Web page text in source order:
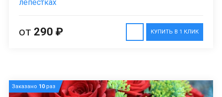
лепестках
КУПИТЬ В 1 КЛИК
от 290 ₽
Заказано 10раз